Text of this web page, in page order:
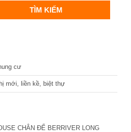
cư
mới, liền kề, biệt thự
CHÂN ĐẾ BERRIVER LONG